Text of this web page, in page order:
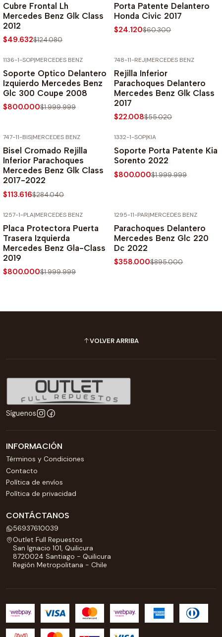
Cubre Frontal Lh
Mercedes Benz Glk Class
2012
$49.632$124.080
Porta Patente Delantero
Honda Civic 2017
$24.120$60.300
1136-1-SOP|MERCEDES BENZ
Soporte Optico Delantero
Izquierdo Mercedes Benz
Glc 300 Coupe 2008
$800.000$1.999.999
748-11-REJ|MERCEDES BENZ
Rejilla Inferior
Parachoques Delantero
Mercedes Benz Glk Class
2017
$22.008$55.020
747-11-BIS|MERCEDES BENZ
Bisel Cromado Rejilla
Inferior Parachoques
Mercedes Benz Glk Class
2017-2022
$113.616$284.040
1332-1-SOP|KIA
Soporte Porta Patente Kia
Sorento 2022
$800.000$1.999.999
1257-1-PLA|MERCEDES BENZ
Placa Protectora Puerta
Trasera Izquierda
Mercedes Benz Gla-Class
2019
$800.000$1.999.999
1295-11-PAR|MERCEDES BENZ
Parachoques Delantero
Mercedes Benz Glc 220
Dc 2022
$358.000$895.000
VOLVER ARRIBA
Síguenos
INFORMACIÓN
Términos y Condiciones
Contacto
Política de envíos
Política de privacidad
CONTÁCTANOS
56937610039
Outlet Full Repuestos
San Ignacio 101, Quilicura
8720024 Santiago - Quilicura
Región Metropolitana - Chile